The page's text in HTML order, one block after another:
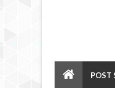
POST